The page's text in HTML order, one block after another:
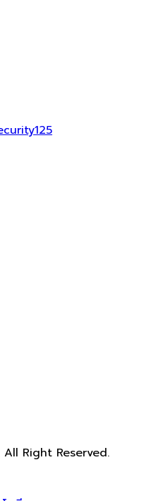
125
Right Reserved.